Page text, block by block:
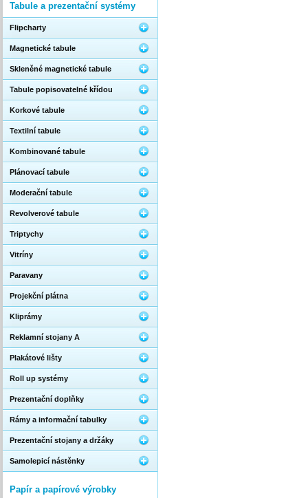
Tabule a prezentační systémy
Flipcharty
Magnetické tabule
Skleněné magnetické tabule
Tabule popisovatelné křídou
Korkové tabule
Textilní tabule
Kombinované tabule
Plánovací tabule
Moderační tabule
Revolverové tabule
Triptychy
Vitríny
Paravany
Projekční plátna
Kliprámy
Reklamní stojany A
Plakátové lišty
Roll up systémy
Prezentační doplňky
Rámy a informační tabulky
Prezentační stojany a držáky
Samolepicí nástěnky
Papír a papírové výrobky